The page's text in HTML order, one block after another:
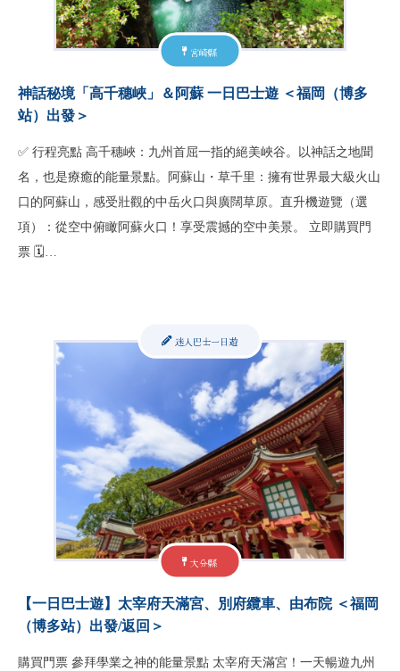
宮崎縣
神話秘境「高千穗峽」＆阿蘇 一日巴士遊 ＜福岡（博多
站）出發＞
✅ 行程亮點 高千穗峽：九州首屈一指的絕美峽谷。以神話之地聞
名，也是療癒的能量景點。阿蘇山・草千里：擁有世界最大級火山
口的阿蘇山，感受壯觀的中岳火口與廣闊草原。直升機遊覽（選
項）：從空中俯瞰阿蘇火口！享受震撼的空中美景。 立即購買門
票 🗓…
大分縣
迷人巴士一日遊
【一日巴士遊】太宰府天滿宮、別府纜車、由布院 ＜福岡
（博多站）出發/返回＞
購買門票 參拜學業之神的能量景點 太宰府天滿宮！一天暢遊九州